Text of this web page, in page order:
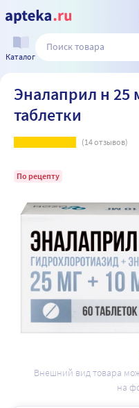
Каталог
Эналаприл н 25
таблетки
(14отзывов)
По рецепту
Внешний вид товара
на